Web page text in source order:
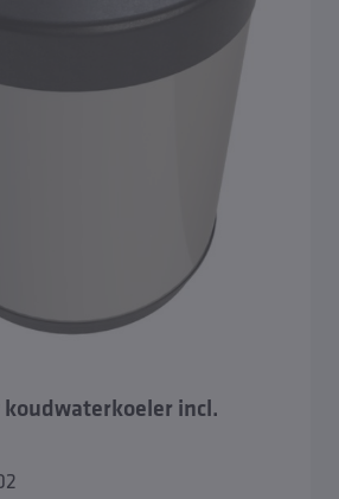
Box
koudwaterkoeler incl.